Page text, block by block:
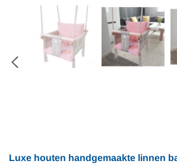
Luxe houten handgemaakte linnen